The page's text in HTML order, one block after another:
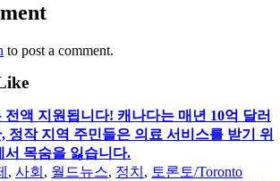
to post a comment.
전액 지원됩니다! 캐나다는 매년 10억 달러
정작 지역 주민들은 의료 서비스를 받기 위
서 목숨을 잃습니다.
,사회 , 월드뉴스, 정치 , 토론토/Toronto